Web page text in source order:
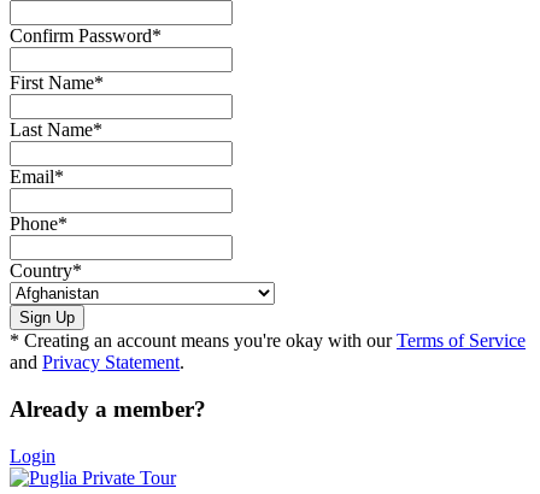
Confirm Password*
First Name*
Last Name*
Email*
Phone*
Country*
* Creating an account means you're okay with ourTerms of Service
and Privacy Statement.
Already a member?
Login